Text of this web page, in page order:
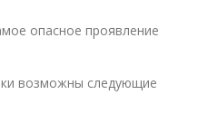
опасное проявление
возможны следующие